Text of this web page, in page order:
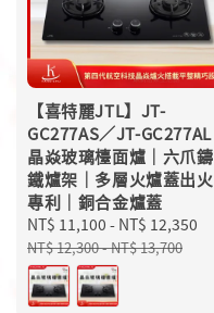
【喜特麗JTL】JT-
GC277AS／JT-GC277AL
晶焱玻璃檯面爐｜六爪鑄
鐵爐架｜多層火爐蓋出火
專利｜銅合金爐蓋
Sale
price
NT$ 11,100 - NT$ 12,350
NT$ 12,300-NT$ 13,700